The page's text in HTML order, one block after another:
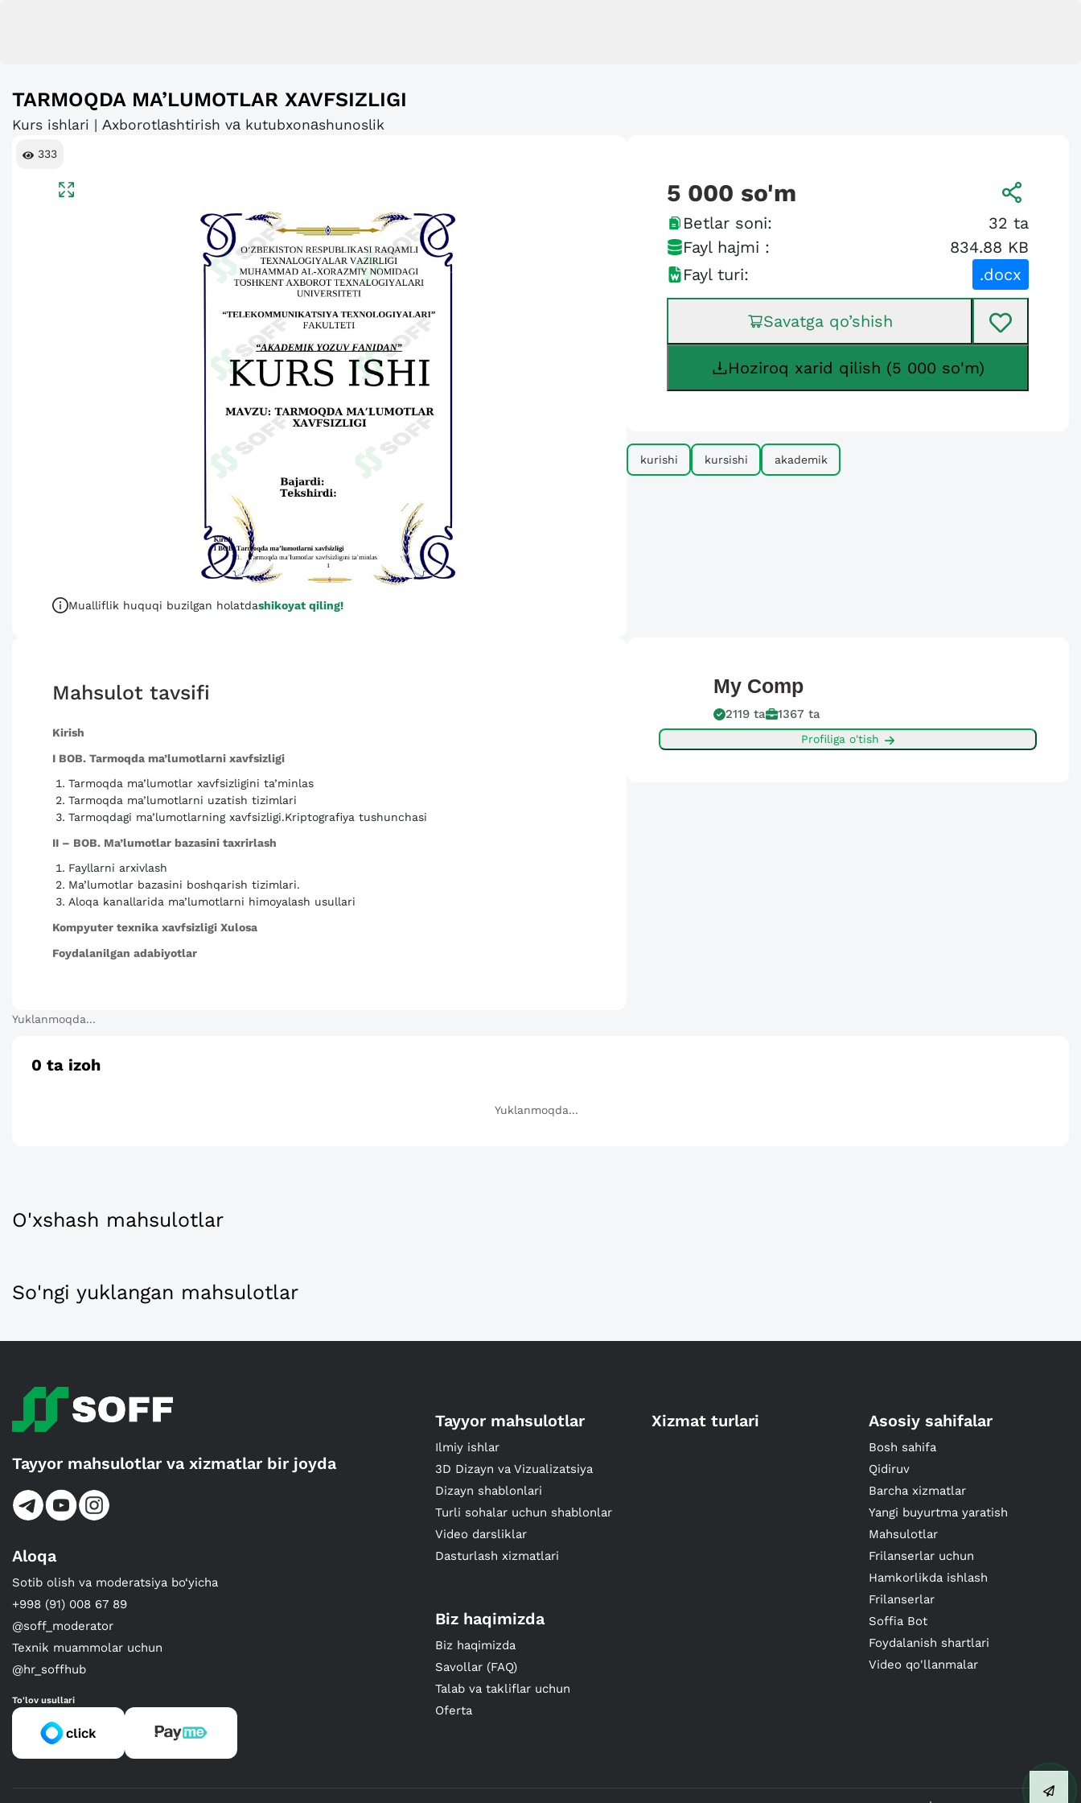
TARMOQDA MA’LUMOTLAR XAVFSIZLIGI
Kurs ishlari | Аxborotlаshtirish vа kutubxonаshunoslik
333
Mualliflik huquqi buzilgan holatdashikoyat qiling!
5 000 so'm
Betlar soni: 32 ta
Fayl hajmi :
834.88 KB
Fayl turi:
.docx
Savatga qo’shish
Hoziroq xarid qilish (5 000 so'm)
kurishi kursishi akademik
Mahsulot tavsifi
Kirish
I BOB. Tarmoqda ma’lumotlarni xavfsizligi
Tarmoqda ma’lumotlar xavfsizligini ta’minlas
Tarmoqda ma’lumotlarni uzatish tizimlari
Tarmoqdagi ma’lumotlarning xavfsizligi.Kriptografiya tushunchasi
II – BOB. Ma’lumotlar bazasini taxrirlash
Fayllarni arxivlash
Ma’lumotlar bazasini boshqarish tizimlari.
Aloqa kanallarida ma’lumotlarni himoyalash usullari
Kompyuter texnika xavfsizligi Xulosa
Foydalanilgan adabiyotlar
My Comp
2119 ta 1367 ta
Profiliga o'tish
Yuklanmoqda...
0 ta izoh
Yuklanmoqda...
O'xshash mahsulotlar
So'ngi yuklangan mahsulotlar
Tayyor mahsulotlar va xizmatlar bir joyda
Aloqa
Sotib olish va moderatsiya bo‘yicha
+998 (91) 008 67 89
@soff_moderator
Texnik muammolar uchun
@hr_soffhub
To'lov usullari
Tayyor mahsulotlar
Ilmiy ishlar
3D Dizayn va Vizualizatsiya
Dizayn shablonlari
Turli sohalar uchun shablonlar
Video darsliklar
Dasturlash xizmatlari
Xizmat turlari Asosiy sahifalar
Bosh sahifa
Qidiruv
Barcha xizmatlar
Yangi buyurtma yaratish
Mahsulotlar
Frilanserlar uchun
Hamkorlikda ishlash
Frilanserlar
Soffia Bot
Foydalanish shartlari
Video qo'llanmalar
Biz haqimizda
Biz haqimizda
Savollar (FAQ)
Talab va takliflar uchun
Oferta